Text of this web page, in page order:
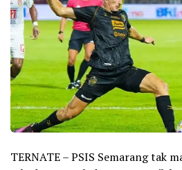
TERNATE – PSIS Semarang tak